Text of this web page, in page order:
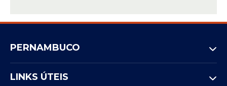
PERNAMBUCO
LINKS ÚTEIS